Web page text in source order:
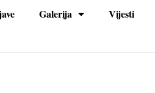
Galerija Vijesti